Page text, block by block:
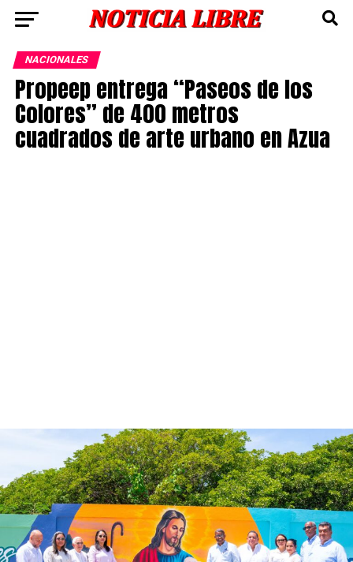
NACIONALES
Propeep entrega “Paseos de los
Colores” de 400 metros
cuadrados de arte urbano en Azua